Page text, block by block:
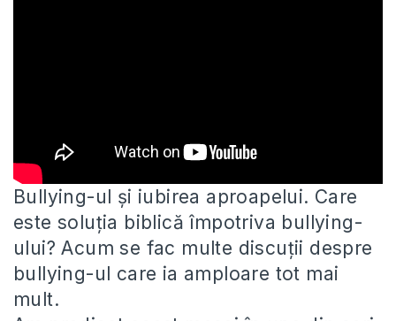
Bullying-ul și iubirea aproapelui. Care
este soluția biblică împotriva bullying-
ului? Acum se fac multe discuții despre
bullying-ul care ia amploare tot mai
mult.